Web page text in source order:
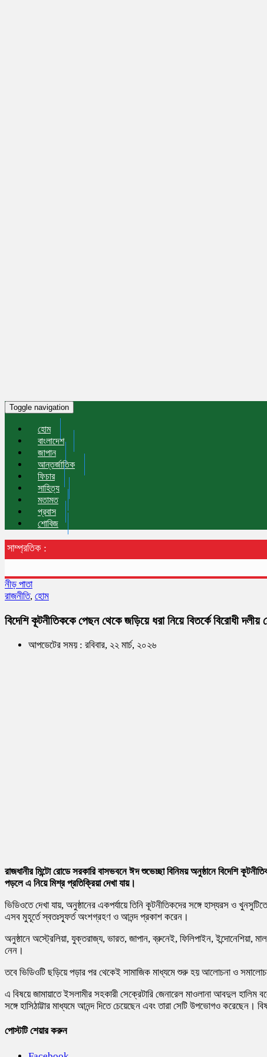
Toggle navigation
হোম
বাংলাদেশ
জাপান
আন্তর্জাতিক
ফিচার
সাহিত্য
মতামত
প্রবাস
শোবিজ
সাম্প্রতিক :
নীড় পাতা
রাজনীতি, হোম
বিদেশি কূটনীতিককে পেছন থেকে জড়িয়ে ধরা নিয়ে বিতর্কে বিরোধী
আপডেটের সময় : রবিবার, ২২ মার্চ, ২০২৬
রাজধানীর মিন্টো রোডে সরকারি বাসভবনে ঈদ শুভেচ্ছা বিনিময় অনুষ্ঠানে বিদেশি
পড়লে এ নিয়ে মিশ্র প্রতিক্রিয়া দেখা যায়।
ভিডিওতে দেখা যায়, অনুষ্ঠানের একপর্যায়ে তিনি কূটনীতিকদের সঙ্গে হাস্যরস ও
এসব মুহূর্তে স্বতঃস্ফূর্ত অংশগ্রহণ ও আনন্দ প্রকাশ করেন।
অনুষ্ঠানে অস্ট্রেলিয়া, যুক্তরাজ্য, ভারত, জাপান, ব্রুনেই, ফিলিপাইন, ইন্দোনেশিয়া,
নেন।
তবে ভিডিওটি ছড়িয়ে পড়ার পর থেকেই সামাজিক মাধ্যমে শুরু হয় আলোচনা ও
এ বিষয়ে জামায়াতে ইসলামীর সহকারী সেক্রেটারি জেনারেল মাওলানা আবদুল
সঙ্গে হাসিঠাট্টার মাধ্যমে আনন্দ দিতে চেয়েছেন এবং তারা সেটি উপভোগও
পোস্টটি শেয়ার করুন